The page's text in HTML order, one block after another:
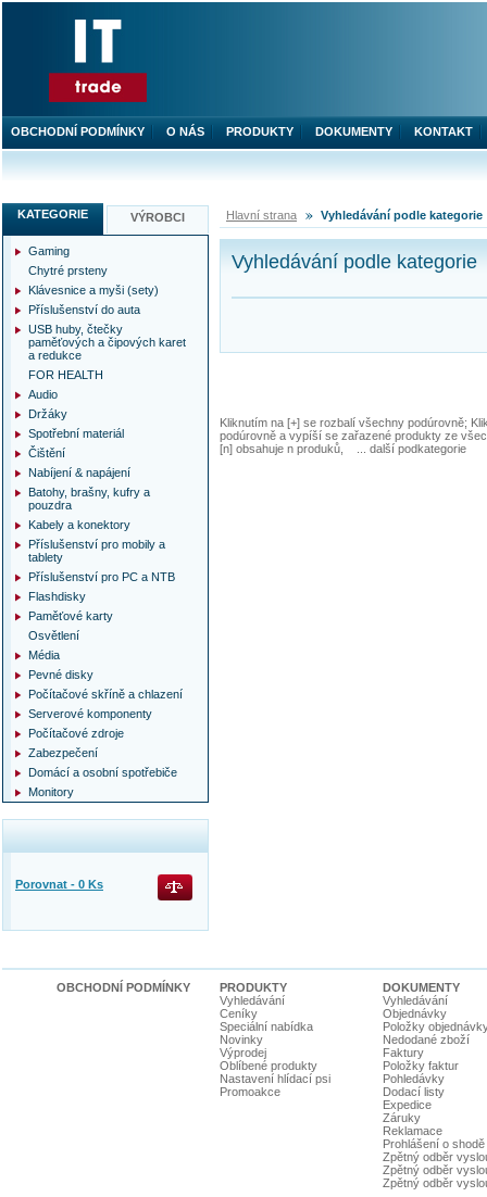
Hlavní strana Vyhledávání podle kategorie
Vyhledávání podle kategorie
Kliknutím na [+] se rozbalí všechny podúrovně;
podúrovně a vypíší se zařazené produkty ze
[n] obsahuje n produků, ... další podkategorie
KATEGORIE VÝROBCI
Gaming
Chytré prsteny
Klávesnice a myši (sety)
Příslušenství do auta
USB huby, čtečky
paměťových a čipových karet
a redukce
FOR HEALTH
Audio
Držáky
Spotřební materiál
Čištění
Nabíjení & napájení
Batohy, brašny, kufry a
pouzdra
Kabely a konektory
Příslušenství pro mobily a
tablety
Příslušenství pro PC a NTB
Flashdisky
Paměťové karty
Osvětlení
Média
Pevné disky
Počítačové skříně a chlazení
Serverové komponenty
Počítačové zdroje
Zabezpečení
Domácí a osobní spotřebiče
Monitory
Porovnat - 0 Ks
OBCHODNÍ PODMÍNKY O NÁS PRODUKTY DOKUMENTY KONTAKT
OBCHODNÍ PODMÍNKY
PRODUKTY
Vyhledávání
Ceníky
Speciální nabídka
Novinky
Výprodej
Oblíbené produkty
Nastavení hlídací psi
Promoakce
DOKUMENTY
Vyhledávání
Objednávky
Položky
Nedodané zboží
Faktury
Položky faktur
Pohledávky
Dodací listy
Expedice
Záruky
Reklamace
Prohlášení o shodě
Zpětný odběr
Zpětný odběr
Zpětný odběr